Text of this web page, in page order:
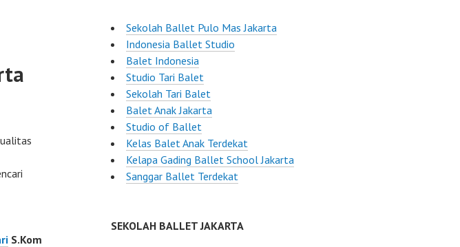
S.Kom
Sekolah Ballet Pulo Mas Jakarta
Indonesia Ballet Studio
Balet Indonesia
Studio Tari Balet
Sekolah Tari Balet
Balet Anak Jakarta
Studio of Ballet
Kelas Balet Anak Terdekat
Kelapa Gading Ballet School Jakarta
Sanggar Ballet Terdekat
SEKOLAH BALLET JAKARTA